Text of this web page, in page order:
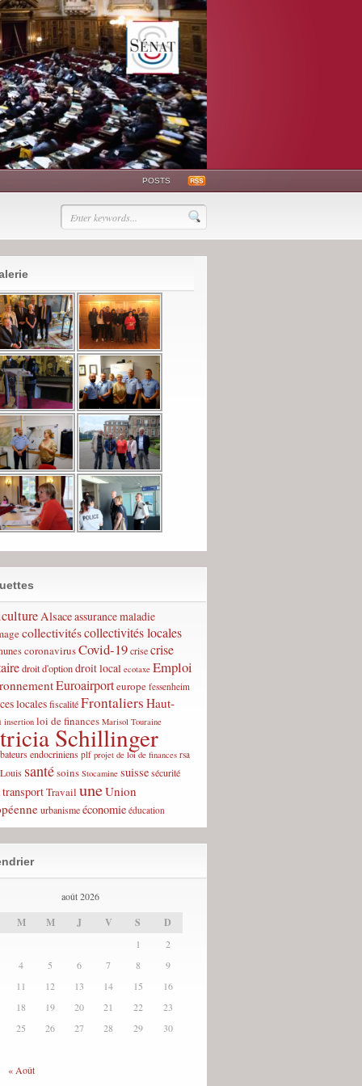
POSTS
Alsaceassurance maladie
collectivitéscollectivités locales
coronavirusCovid-19crisecrise
droit d'optiondroit local ecotaxe Emploi
Euroairporteurope fessenheim
localesfiscalitéFrontaliers Haut-
insertion loi de finances Marisol Touraine
Schillinger
endocriniens plf projet de loi de finances rsa
santésoins Stocamine suissesécurité
transportTravail uneUnion
urbanismeéconomie éducation
août 2026
M M J V S D
« Août
1
2
4 5 6 7 8
9
11 12 13 14 15
16
18 19 20 21 22
23
25 26 27 28 29
30